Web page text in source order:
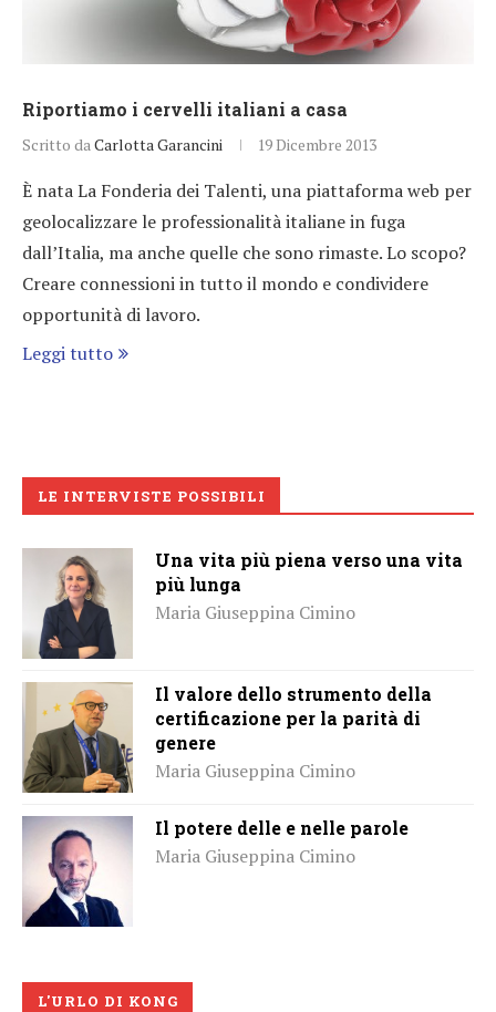
Riportiamo i cervelli italiani a casa
Scritto da Carlotta Garancini 19 Dicembre 2013
È nata La Fonderia dei Talenti, una piattaforma web per
geolocalizzare le professionalità italiane in fuga
dall’Italia, ma anche quelle che sono rimaste. Lo scopo?
Creare connessioni in tutto il mondo e condividere
opportunità di lavoro.
Leggi tutto
LE INTERVISTE POSSIBILI
Una vita più piena verso una vita
più lunga
Maria Giuseppina Cimino
Il valore dello strumento della
certificazione per la parità di
genere
Maria Giuseppina Cimino
Il potere delle e nelle parole
Maria Giuseppina Cimino
L'URLO DI KONG